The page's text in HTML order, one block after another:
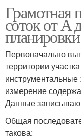
Грамотная
соток от А
планировки
Первоначально
территории
измерение
Данные
Общая
такова: